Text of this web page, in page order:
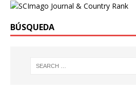
BÚSQUEDA